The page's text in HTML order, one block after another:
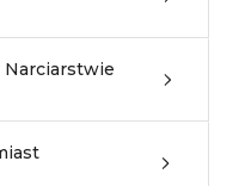
Narciarstwie